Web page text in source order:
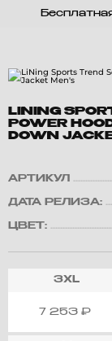
LINING
POWER
DOWN
АРТИКУЛ
ДАТА РЕЛИЗА:
ЦВЕТ:
3XL
7 253 ₽